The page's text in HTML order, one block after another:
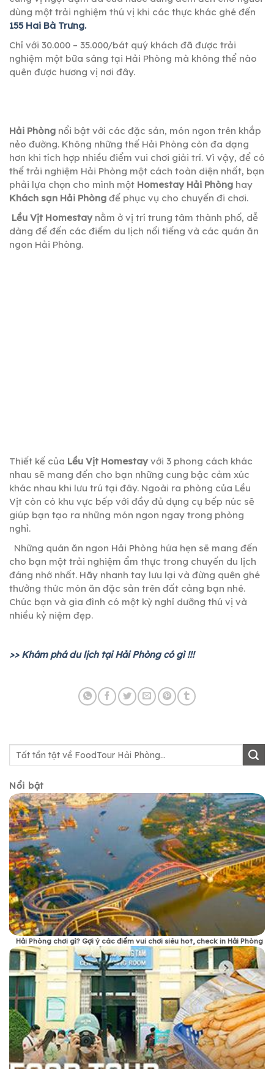
dùng một trải nghiệm thú vị khi các thực khác ghé đến
155 Hai Bà Trưng.
Chỉ với 30.000 – 35.000/bát quý khách đã được trải
nghiệm một bữa sáng tại Hải Phòng mà không thể nào
quên được hương vị nơi đây.
Hải Phòng nổi bật với các đặc sản, món ngon trên khắp
nẻo đường. Không những thế Hải Phòng còn đa dạng
hơn khi tích hợp nhiều điểm vui chơi giải trí. Vì vậy, để có
thể trải nghiệm Hải Phòng một cách toàn diện nhất, bạn
phải lựa chọn cho mình một Homestay Hải Phòng hay
Khách sạn Hải Phòng để phục vụ cho chuyến đi chơi.
Lều Vịt Homestaynằm ở vị trí trung tâm thành phố, dễ
dàng để đến các điểm du lịch nổi tiếng và các quán ăn
ngon Hải Phòng.
Thiết kế của Lều Vịt Homestayvới 3 phong cách khác
nhau sẽ mang đến cho bạn những cung bậc cảm xúc
khác nhau khi lưu trú tại đây. Ngoài ra phòng của Lều
Vịt còn có khu vực bếp với đầy đủ dụng cụ bếp núc sẽ
giúp bạn tạo ra những món ngon ngay trong phòng
nghỉ.
Những quán ăn ngon Hải Phòng hứa hẹn sẽ mang đến
cho bạn một trải nghiệm ẩm thực trong chuyến du lịch
đáng nhớ nhất. Hãy nhanh tay lưu lại và đừng quên ghé
thưởng thức món ăn đặc sản trên đất cảng bạn nhé.
Chúc bạn và gia đình có một kỳ nghỉ dưỡng thú vị và
nhiều kỷ niệm đẹp.
>> Khám phá du lịch tại Hải Phòng có gì !!!
Nổi bật
Hải Phòng chơi gì? Gợi ý các điểm vui chơi siêu hot, check in Hải Phòng